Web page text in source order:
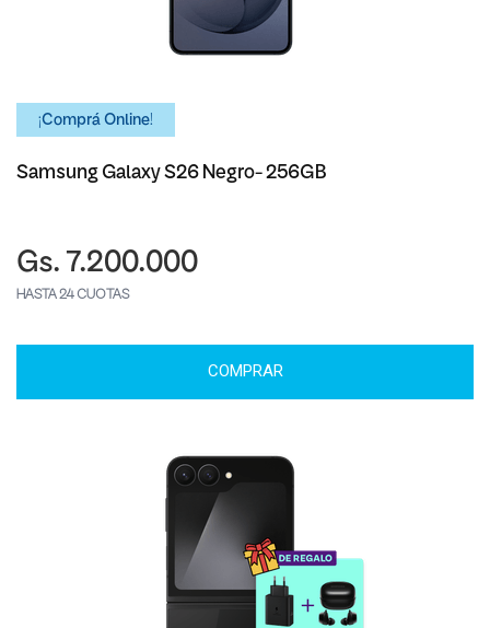
¡Comprá Online!
Samsung Galaxy S26 Negro- 256GB
Gs. 7.200.000
HASTA 24 CUOTAS
COMPRAR